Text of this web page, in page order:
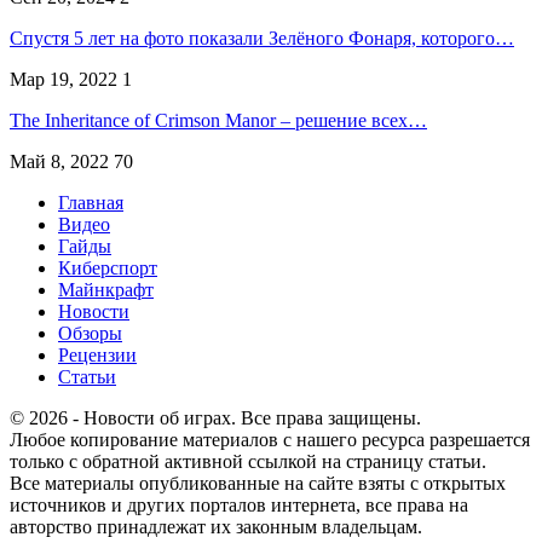
Спустя 5 лет на фото показали Зелёного Фонаря, которого…
Мар 19, 2022 1
The Inheritance of Crimson Manor – решение всех…
Май 8, 2022 70
Главная
Видео
Гайды
Киберспорт
Майнкрафт
Новости
Обзоры
Рецензии
Статьи
© 2026 - Новости об играх. Все права защищены.
Любое копирование материалов с нашего ресурса разрешается
только с обратной активной ссылкой на страницу статьи.
Все материалы опубликованные на сайте взяты с открытых
источников и других порталов интернета, все права на
авторство принадлежат их законным владельцам.